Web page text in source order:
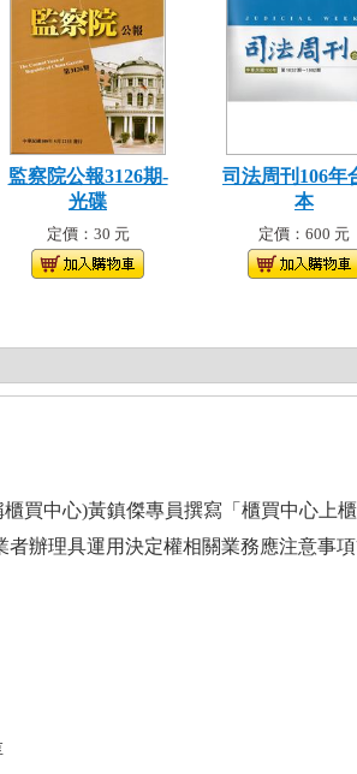
監察院公報3126期-
光碟
定價：30 元
司法周刊106年
本
定價：600 元
買中心)黃鎮傑專員撰寫「櫃買中心上
辦理具運用決定權相關業務應注意事